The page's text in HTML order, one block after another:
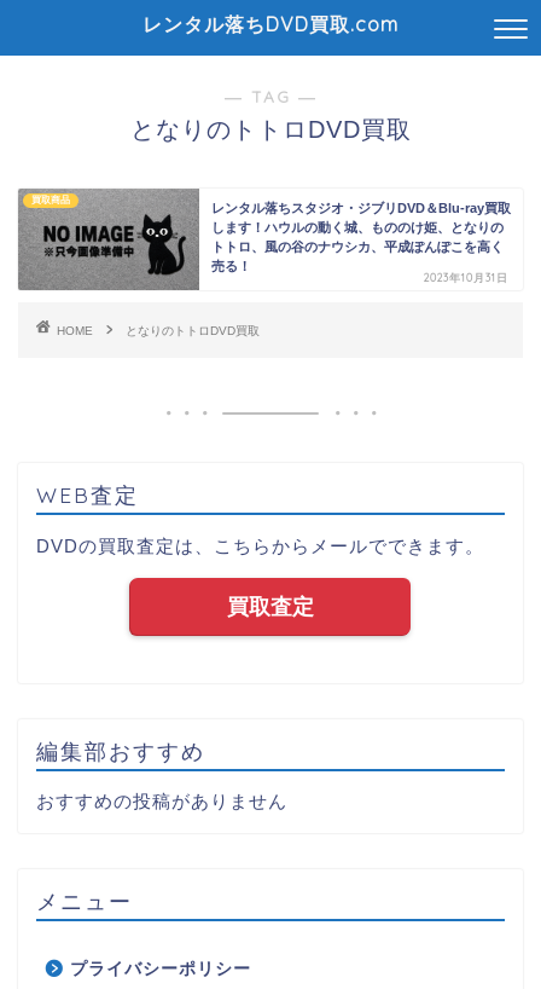
レンタル落ちDVD買取.com
― TAG ―
となりのトトロDVD買取
買取商品
レンタル落ちスタジオ・ジブリDVD＆Blu-ray買取
します！ハウルの動く城、もののけ姫、となりの
トトロ、風の谷のナウシカ、平成ぽんぽこを高く
売る！
2023年10月31日
HOME となりのトトロDVD買取
WEB査定
DVDの買取査定は、こちらからメールでできます。
買取査定
編集部おすすめ
おすすめの投稿がありません
メニュー
プライバシーポリシー